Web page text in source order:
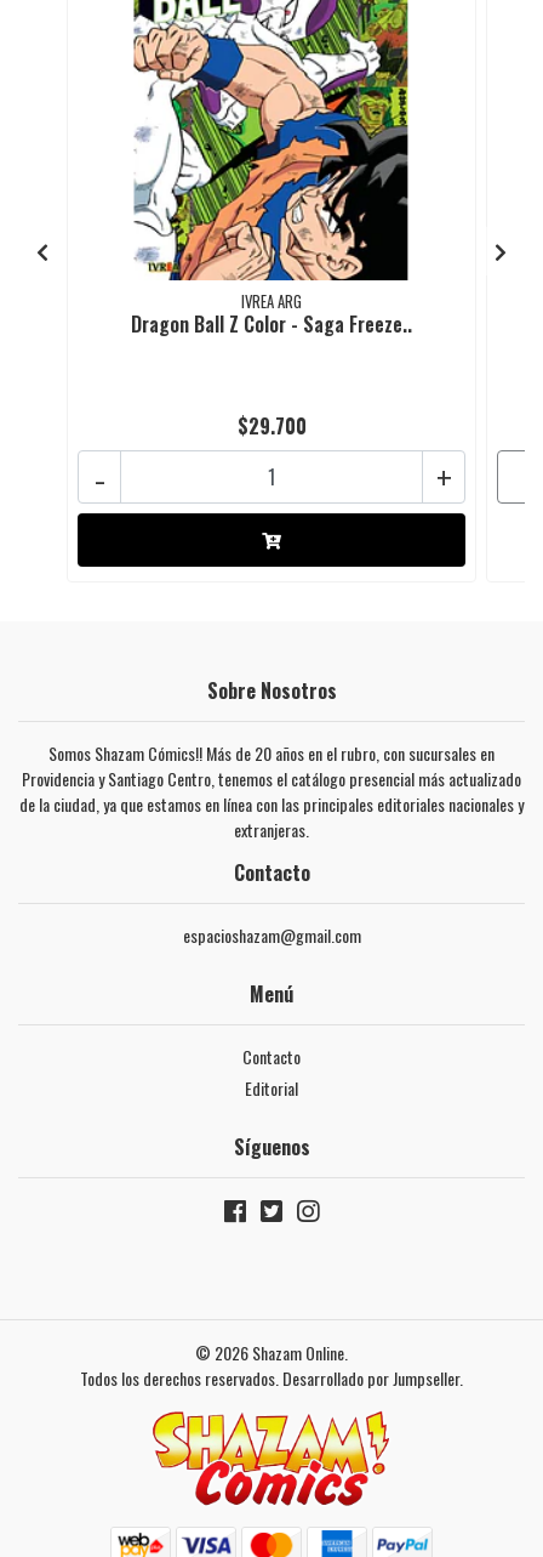
IVREA ARG
Dragon Ball Z Color - Saga Freeze..
$29.700
+
-
Sobre Nosotros
Somos Shazam Cómics!! Más de 20 años en el rubro, con sucursales en
Providencia y Santiago Centro, tenemos el catálogo presencial más actualizado
de la ciudad, ya que estamos en línea con las principales editoriales nacionales y
extranjeras.
Contacto
espacioshazam@gmail.com
Menú
Contacto
Editorial
Síguenos
© 2026 Shazam Online.
Todos los derechos reservados. Desarrollado por Jumpseller.